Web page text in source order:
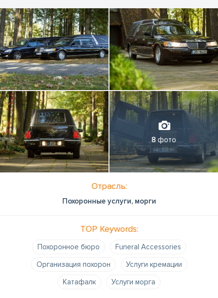
8 фото
Отрасль:
Похоронные услуги, морги
TOP Keywords:
Похоронное бюро
Funeral Accessories
Организация похорон
Услуги кремации
Катафалк
Услуги морга